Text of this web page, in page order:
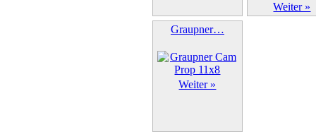
Weiter »
Graupner…
Weiter »